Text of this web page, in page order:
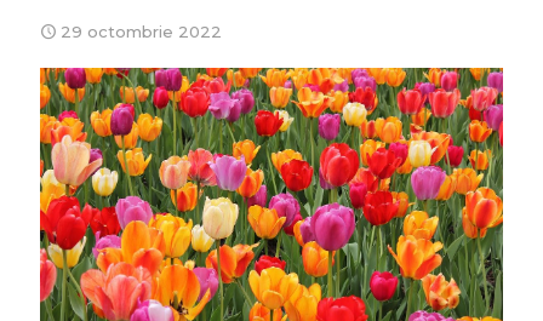
29 octombrie 2022